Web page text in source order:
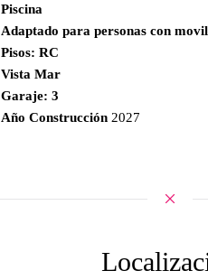
Piscina
Adaptado para personas con
Pisos: RC
Vista Mar
Garaje: 3
Año Construcción 2027